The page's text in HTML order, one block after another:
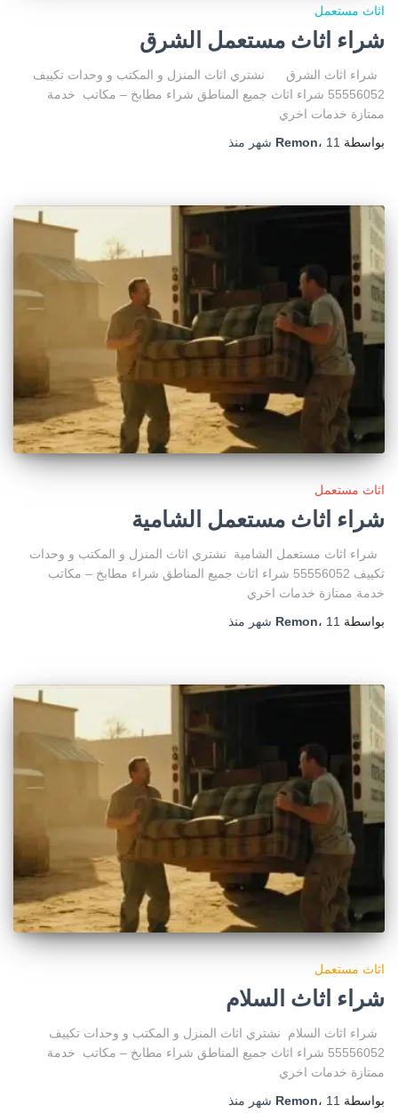
اثاث مستعمل
شراء اثاث مستعمل الشرق
شراء اثاث الشرق نشتري اثاث المنزل و المكتب و وحدات تكييف
55556052 شراء اثاث جميع المناطق شراء مطابخ – مكاتب خدمة
ممتازة خدمات اخري
بواسطة
Remon، 11 شهر منذ
اثاث مستعمل
شراء اثاث مستعمل الشامية
شراء اثاث مستعمل الشامية نشتري اثاث المنزل و المكتب و وحدات
تكييف 55556052 شراء اثاث جميع المناطق شراء مطابخ – مكاتب
خدمة ممتازة خدمات اخري
بواسطة
Remon، 11 شهر منذ
اثاث مستعمل
شراء اثاث السلام
شراء اثاث السلام نشتري اثاث المنزل و المكتب و وحدات تكييف
55556052 شراء اثاث جميع المناطق شراء مطابخ – مكاتب خدمة
ممتازة خدمات اخري
بواسطة
Remon، 11 شهر منذ